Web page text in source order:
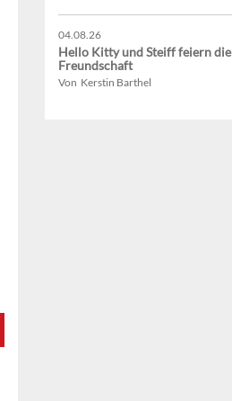
04.08.26
Hello Kitty und Steiff feiern die
Freundschaft
Von Kerstin Barthel